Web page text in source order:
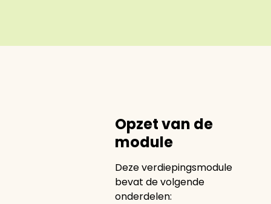
Opzet van de
module
Deze verdiepingsmodule
bevat de volgende
onderdelen: